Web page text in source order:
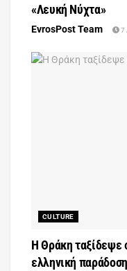
«Λευκή Νύχτα»
EvrosPost Team 7
CULTURE
Η Θράκη ταξίδεψε
ελληνική παράδοση